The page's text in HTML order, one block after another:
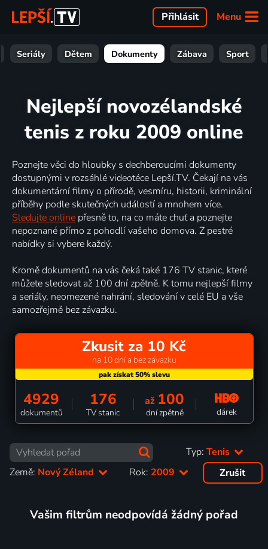
Menu
Přihlásit
Seriály Dětem Dokumenty Zábava Sport
Nejlepší novozélandské
tenis z roku 2009 online
Poznejte věci do hloubky s dechberoucími dokumenty
dostupnými v rozsáhlé videotéce Lepší.TV. Čekají na vás
dokumentární filmy o přírodě, vesmíru, historii, kriminální
příběhy podle skutečných událostí a mnohem více.
Sledujte online přesně to, na co máte chuť a poznejte
nepoznané přímo z pohodlí vašeho domova. Z pestré
nabídky si vybere každý.
Kromě dokumentů na vás čeká také 176 TV stanic, které
můžete sledovat až 100 dní zpětně. K tomu nejlepší filmy
a seriály, neomezené nahrání, sledování v celé EU a vše
samozřejmě bez závazku.
Zkusit za 10 Kč
na 10 dní a bez závazku
4929
dokumentů
176
TV stanic
až 100
dní zpětně dárek
Typ: Tenis
Země: Nový Zéland Rok: 2009 Zrušit
Vašim filtrům neodpovídá žádný pořad